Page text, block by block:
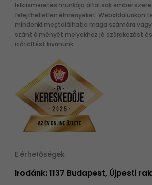
lelkiismeretes munkája által sok ember
felejthetetlen élményeket. Weboldalunkon
mindenki megtalálhatja maga számára
szánt élményét melyekhez jó szórakozást
időtöltést kívánunk.
Elérhetőségek
Irodánk: 1137 Budapest, Újpesti